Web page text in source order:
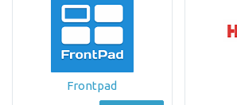
Frontpad